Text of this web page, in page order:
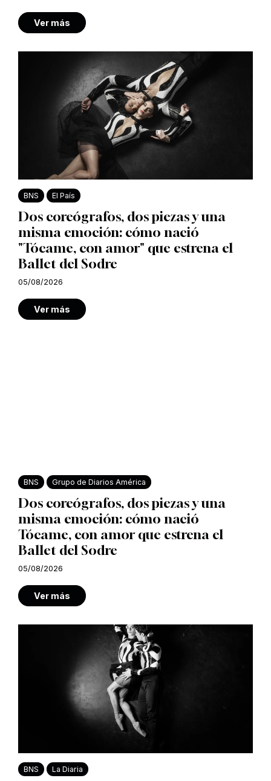
Ver más
BNS El País
Dos coreógrafos, dos piezas y una
misma emoción: cómo nació
"Tócame, con amor" que estrena el
Ballet del Sodre
05/08/2026
Ver más
BNS Grupo de Diarios América
Dos coreógrafos, dos piezas y una
misma emoción: cómo nació
Tócame, con amor que estrena el
Ballet del Sodre
05/08/2026
Ver más
BNS La Diaria